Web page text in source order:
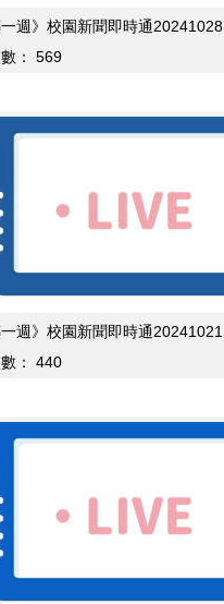
一週》校園新聞即時通20241028
：
569
一週》校園新聞即時通20241021
：
440